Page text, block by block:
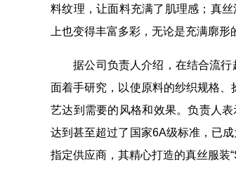
料纹理，让面料充满了肌理感；真
上也变得丰富多彩，无论是充满廓
据公司负责人介绍，在结合流行
面着手研究，以使原料的纱织规格
艺达到需要的风格和效果。负责人
达到甚至超过了国家6A级标准，已
指定供应商，其精心打造的真丝服装